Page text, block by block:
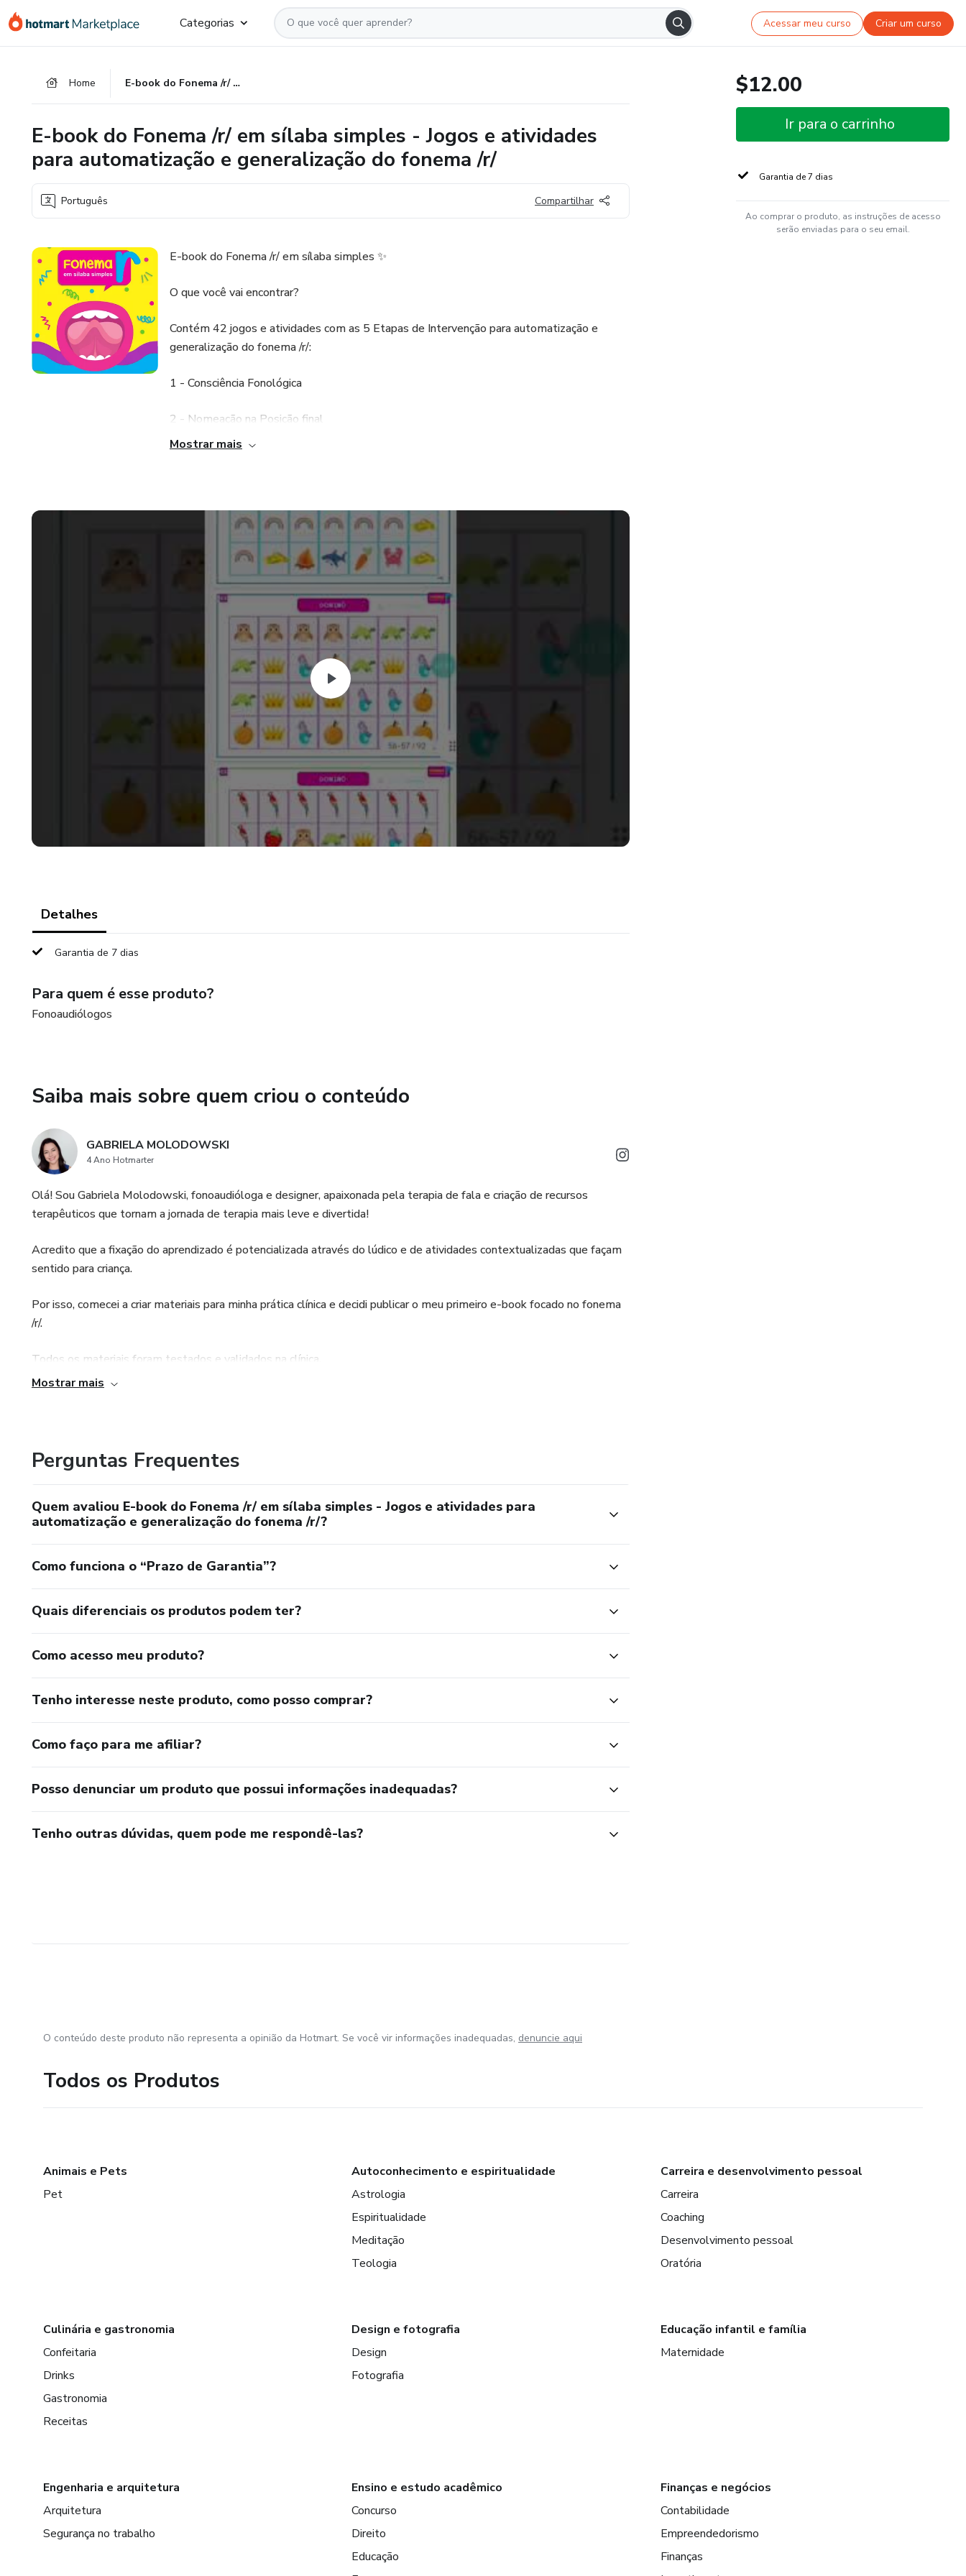
para
para
para
Categorias Acessar meu curso Criar um curso
Home E-book do Fonema /r/ em sílaba simples - Jogos e atividades para automatização e generalização do fonema /r/
E-book do Fonema /r/ em sílaba simples - Jogos e atividades
para automatização e generalização do fonema /r/
Português Compartilhar
E-book do Fonema /r/ em sílaba simples ✨
O que você vai encontrar?
Contém 42 jogos e atividades com as 5 Etapas de Intervenção para automatização e
generalização do fonema /r/:
1 - Consciência Fonológica
2 - Nomeação na Posição final
5 - Fala Espontânea
O material inclui jogos clássicos adaptados para a terapia, testados e aprovados na clínica:
​🏴‍☠️ Trilha do Tesouro
​🚢 Batalha Naval
​🕵️ "O que eu sou?"
​♟️ Xadrez, Bingo, Ludo, Dobble e muito mais!
Cada atividade acompanha orientações de uso e a indicação de qual etapa ela pertence,
permitindo que você adapte ao seu objetivo terapêutico.
Mostrar mais
Detalhes
Garantia de 7 dias
Para quem é esse produto?
Fonoaudiólogos
Saiba mais sobre quem criou o conteúdo
GABRIELA MOLODOWSKI
4 Ano Hotmarter
Olá! Sou Gabriela Molodowski, fonoaudióloga e designer, apaixonada pela terapia de fala e criação de recursos
terapêuticos que tornam a jornada de terapia mais leve e divertida!
Acredito que a fixação do aprendizado é potencializada através do lúdico e de atividades contextualizadas que façam
sentido para criança.
Por isso, comecei a criar materiais para minha prática clínica e decidi publicar o meu primeiro e-book focado no fonema
/r/.
Todos os materiais foram testados e validados na clínica.
Qualquer dúvida sobre o uso dos materiais, entre em contato comigo pelas minhas redes sociais.
Fique à vontade para compartilhar comigo como foi sua experiência e deixar sugestões de novos materiais que deseja
ver por aqui. 🩷
Mostrar mais
Perguntas Frequentes
Quem avaliou E-book do Fonema /r/ em sílaba simples - Jogos e atividades para
automatização e generalização do fonema /r/?
Como funciona o “Prazo de Garantia”?
Quais diferenciais os produtos podem ter?
Como acesso meu produto?
Tenho interesse neste produto, como posso comprar?
Como faço para me afiliar?
Posso denunciar um produto que possui informações inadequadas?
Tenho outras dúvidas, quem pode me respondê-las?
$12.00
Ir para o carrinho
Garantia de 7 dias
Ao comprar o produto, as instruções de acesso
serão enviadas para o seu email.
O conteúdo deste produto não representa a opinião da Hotmart. Se você vir informações inadequadas, denuncie aqui
Todos os Produtos
Animais e Pets
Pet
Autoconhecimento e espiritualidade
Astrologia
Espiritualidade
Meditação
Teologia
Carreira e desenvolvimento pessoal
Carreira
Coaching
Desenvolvimento pessoal
Oratória
Culinária e gastronomia
Confeitaria
Drinks
Gastronomia
Receitas
Design e fotografia
Design
Fotografia
Educação infantil e família
Maternidade
Engenharia e arquitetura
Arquitetura
Segurança no trabalho
Ensino e estudo acadêmico
Concurso
Direito
Educação
Finanças e negócios
Contabilidade
Empreendedorismo
Finanças